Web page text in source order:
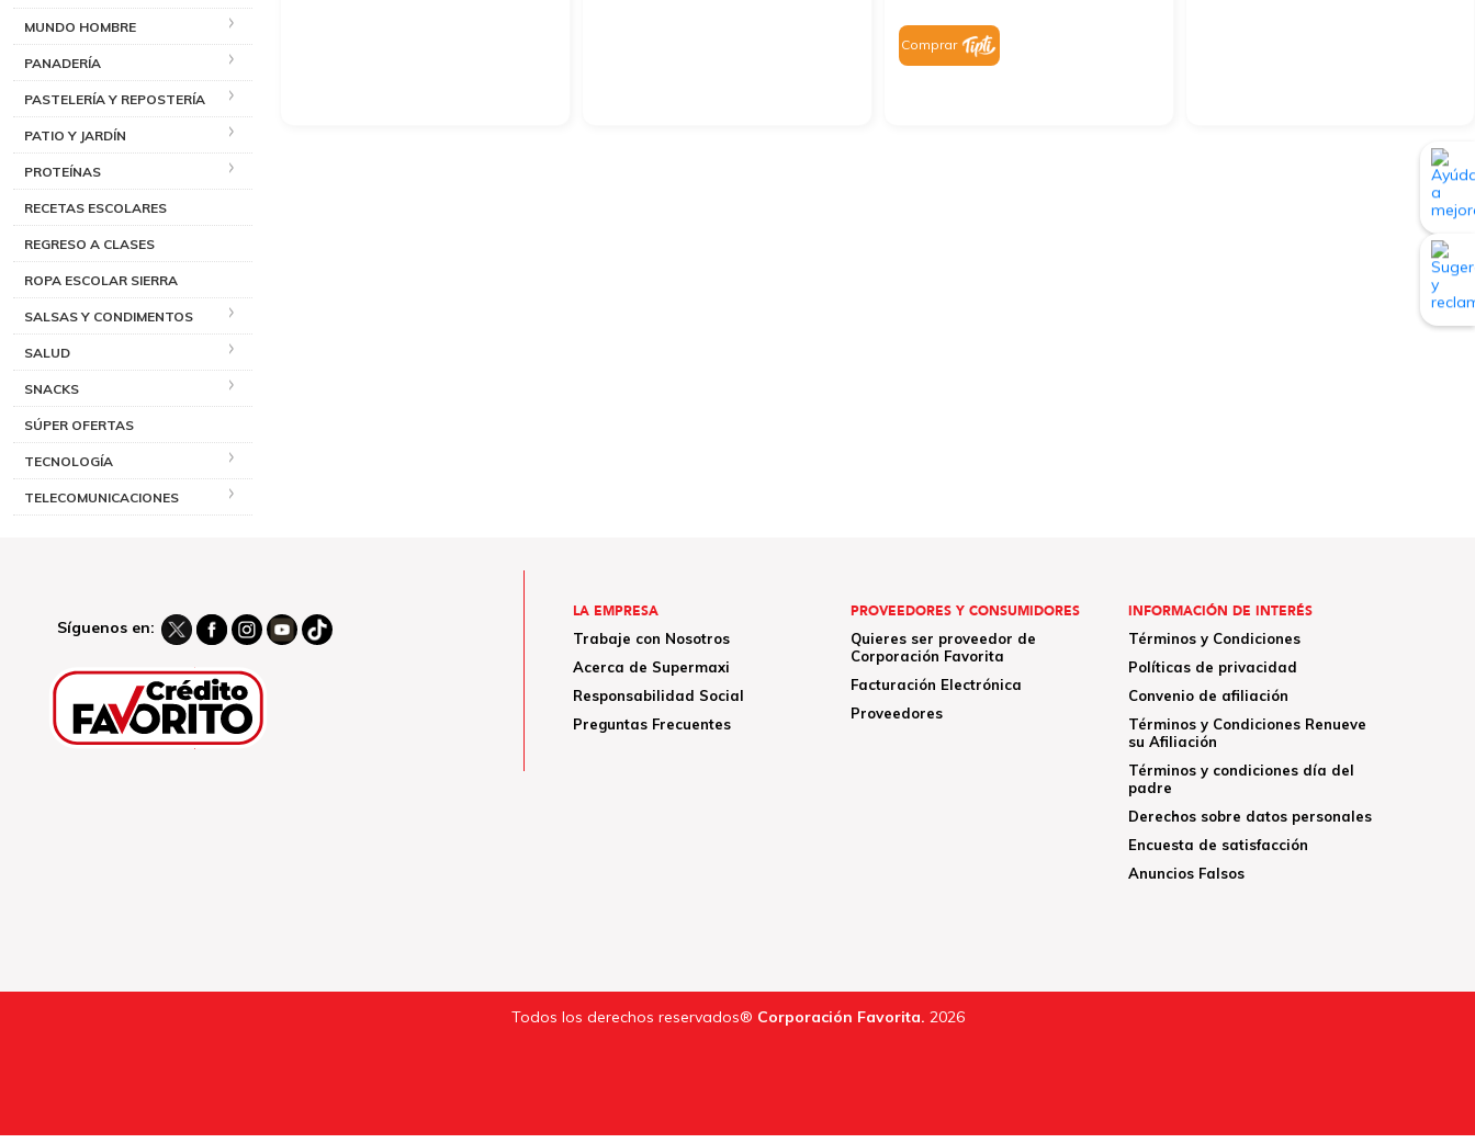
MUNDO HOMBRE
PANADERÍA
PASTELERÍA Y REPOSTERÍA
PATIO Y JARDÍN
PROTEÍNAS
RECETAS ESCOLARES
REGRESO A CLASES
ROPA ESCOLAR SIERRA
SALSAS Y CONDIMENTOS
SALUD
SNACKS
SÚPER OFERTAS
TECNOLOGÍA
TELECOMUNICACIONES
Comprar
Síguenos en:
LA EMPRESA
Trabaje con Nosotros
Acerca de Supermaxi
Responsabilidad Social
Preguntas Frecuentes
PROVEEDORES Y CONSUMIDORES
Quieres ser proveedor de
Corporación Favorita
Facturación Electrónica
Proveedores
INFORMACIÓN DE INTERÉS
Términos y Condiciones
Políticas de privacidad
Convenio de afiliación
Términos y Condiciones Renueve
su Afiliación
Términos y condiciones día del
padre
Derechos sobre datos personales
Encuesta de satisfacción
Anuncios Falsos
Todos los derechos reservados® Corporación Favorita. 2026